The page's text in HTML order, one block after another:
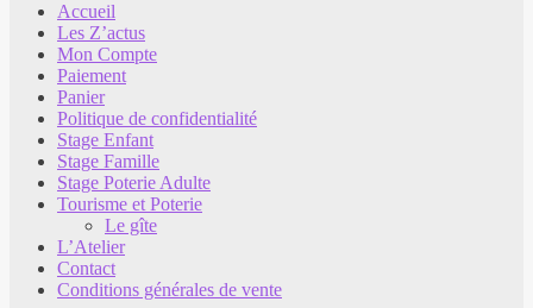
Accueil
Les Z’actus
Mon Compte
Paiement
Panier
Politique de confidentialité
Stage Enfant
Stage Famille
Stage Poterie Adulte
Tourisme et Poterie
Le gîte
L’Atelier
Contact
Conditions générales de vente